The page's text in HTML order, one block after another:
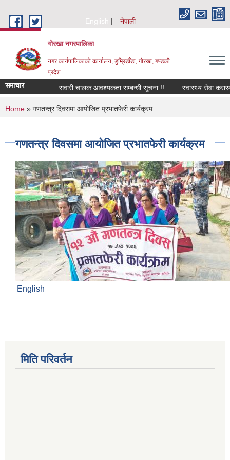
English
नेपाली
गोरखा नगरपालिका
नगर कार्यपालिकाको कार्यालय, डुम्रिडाँडा, गोरखा, गण्डकी
प्रदेश
समाचार सवारी चालक आवश्यकता सम्बन्धी सूचना !! स्वास्थ्य सेवा
You are here
Home » गणतन्त्र दिवसमा आयोजित प्रभातफेरी कार्यक्रम
गणतन्त्र दिवसमा आयोजित प्रभातफेरी कार्यक्रम
English
मिति परिवर्तन